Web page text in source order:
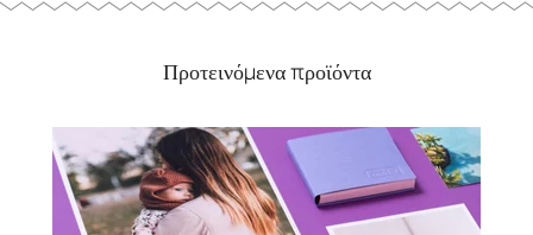
Προτεινόμενα προϊόντα